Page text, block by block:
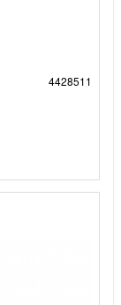
4428511